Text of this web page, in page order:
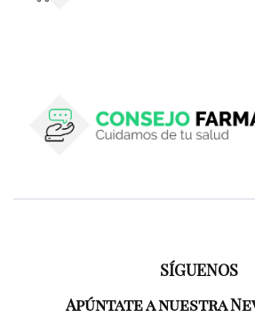
SÍGUENOS
Apúntate a nuestra